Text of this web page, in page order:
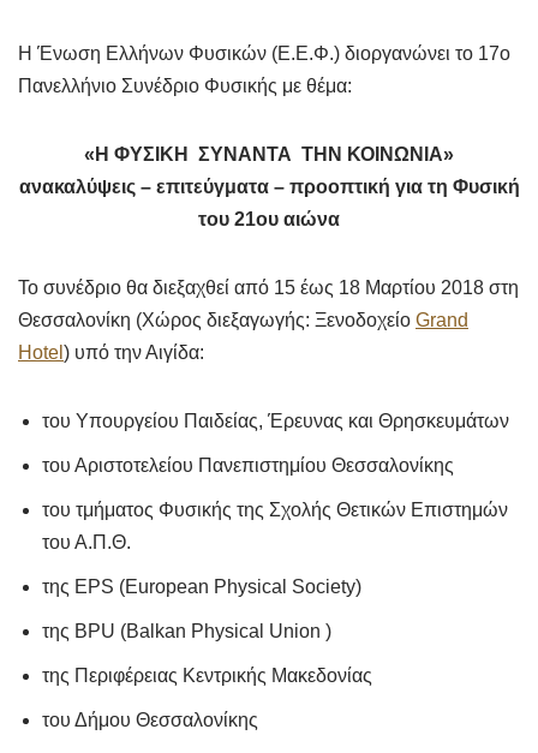
Η Ένωση Ελλήνων Φυσικών (Ε.Ε.Φ.) διοργανώνει το 17ο
Πανελλήνιο Συνέδριο Φυσικής με θέμα:
«Η ΦΥΣΙΚΗ ΣΥΝΑΝΤΑ ΤΗN ΚΟΙΝΩΝΙΑ»
ανακαλύψεις – επιτεύγματα – προοπτική για τη Φυσική
του 21ου αιώνα
Το συνέδριο θα διεξαχθεί από 15 έως 18 Μαρτίου 2018 στη
Θεσσαλονίκη (Χώρος διεξαγωγής: Ξενοδοχείο Grand
Hotel ) υπό την Αιγίδα:
του Υπουργείου Παιδείας, Έρευνας και Θρησκευμάτων
του Αριστοτελείου Πανεπιστημίου Θεσσαλονίκης
του τμήματος Φυσικής της Σχολής Θετικών Επιστημών
του Α.Π.Θ.
της EPS (European Physical Society)
της BPU (Balkan Physical Union )
της Περιφέρειας Κεντρικής Μακεδονίας
του Δήμου Θεσσαλονίκης